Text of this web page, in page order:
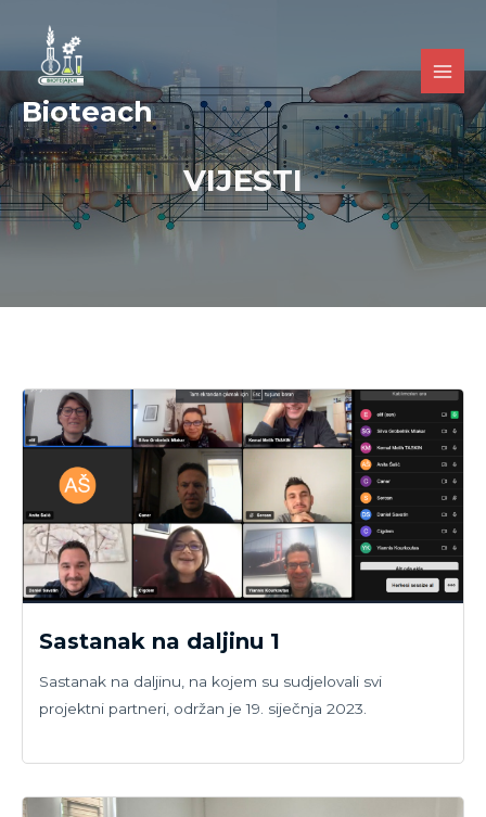
Bioteach
VIJESTI
Sastanak na daljinu 1
Sastanak na daljinu, na kojem su sudjelovali svi
projektni partneri, održan je 19. siječnja 2023.